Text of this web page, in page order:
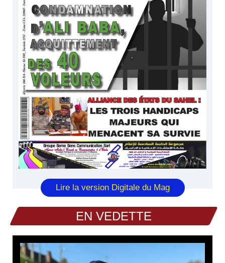
Lire la version Digitale du Mag
EN VEDETTE